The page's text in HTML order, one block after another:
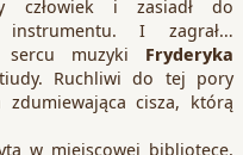
człowiek i zasiadł do
instrumentu. I zagrał…
sercu muzyki Fryderyka
Ruchliwi do tej pory
cisza, którą
w miejscowej bibliotece,